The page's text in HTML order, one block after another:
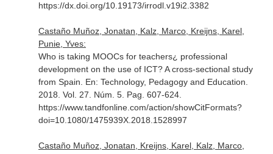
https://dx.doi.org/10.19173/irrodl.v19i2.3382
Castaño Muñoz, Jonatan, Kalz, Marco, Kreijns, Karel,
Punie, Yves:
Who is taking MOOCs for teachers¿ professional
development on the use of ICT? A cross-sectional study
from Spain. En: Technology, Pedagogy and Education
2018. Vol. 27. Núm. 5. Pag. 607-624.
https://www.tandfonline.com/action/showCitFormats?
doi=10.1080/1475939X.2018.1528997
Castaño Muñoz, Jonatan, Kreijns, Karel, Kalz, Marco,